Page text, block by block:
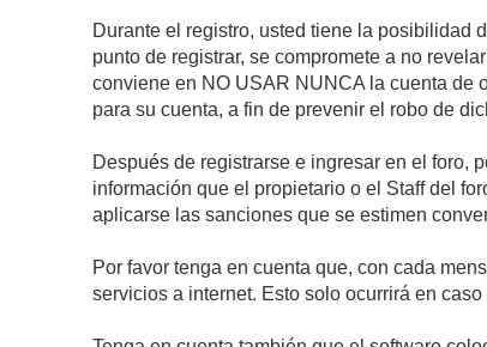
Durante el registro, usted tiene la posibilidad
punto de registrar, se compromete a no
conviene en NO USAR NUNCA la cuenta de
para su cuenta, a fin de prevenir el robo de
Después de registrarse e ingresar en el foro,
información que el propietario o el Staff del
aplicarse las sanciones que se estimen
Por favor tenga en cuenta que, con cada
servicios a internet. Esto solo ocurrirá en